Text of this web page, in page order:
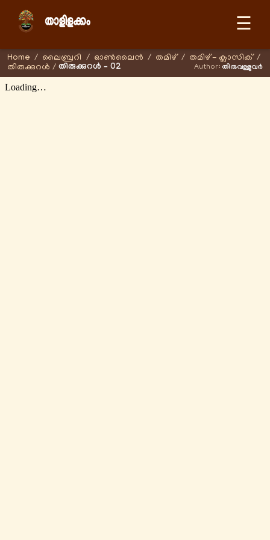
☰
Home / ലൈബ്രറി / ഓണ്‍ലൈന്‍ / തമിഴ് / തമിഴ് - ക്ലാസിക് /
തിരുക്കുറൾ / തിരുക്കുറൾ – 02 Author: തിരുവള്ളുവർ